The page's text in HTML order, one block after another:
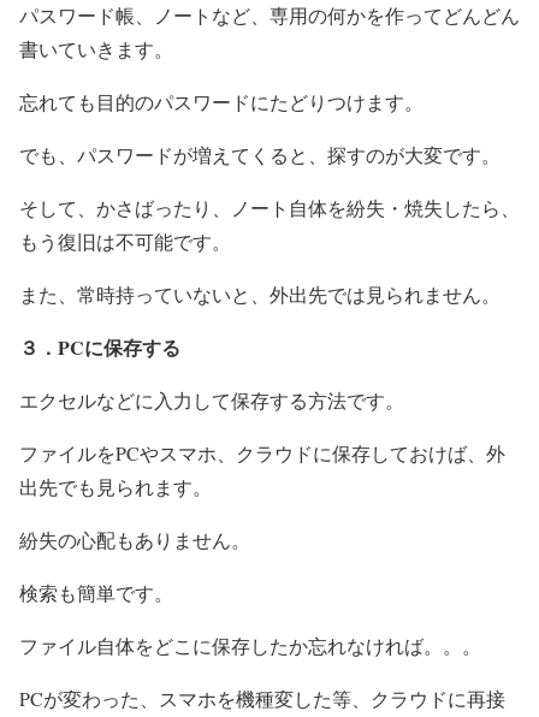
パスワード帳、ノートなど、専用の何かを作ってどんどん
書いていきます。
忘れても目的のパスワードにたどりつけます。
でも、パスワードが増えてくると、探すのが大変です。
そして、かさばったり、ノート自体を紛失・焼失したら、
もう復旧は不可能です。
また、常時持っていないと、外出先では見られません。
３．PCに保存する
エクセルなどに入力して保存する方法です。
ファイルをPCやスマホ、クラウドに保存しておけば、外
出先でも見られます。
紛失の心配もありません。
検索も簡単です。
ファイル自体をどこに保存したか忘れなければ。。。
PCが変わった、スマホを機種変した等、クラウドに再接